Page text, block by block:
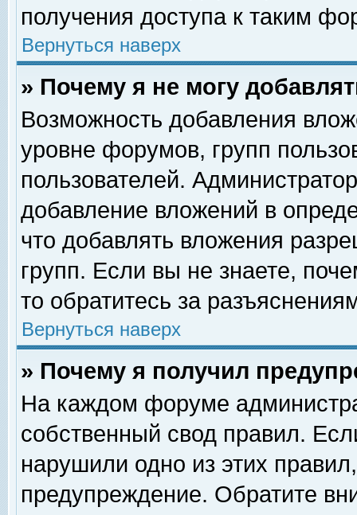
получения доступа к таким
Вернуться наверх
» Почему я не могу
Возможность добавления
уровне форумов, групп
пользователей.
добавление вложений в
что добавлять вложения
групп. Если вы не знаете,
то обратитесь за
Вернуться наверх
» Почему я получил
На каждом форуме
собственный свод правил.
нарушили одно из этих
предупреждение. Обратите